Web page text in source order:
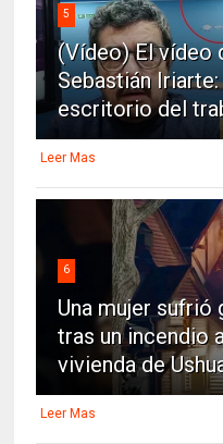
5
(Vídeo) El vídeo
Sebastián
escritorio del
Leer Mas
6
Una mujer sufrió
tras un incendio
vivienda de
Leer Mas